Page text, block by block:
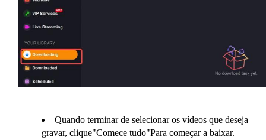
Quando terminar de selecionar os vídeos que deseja
gravar, clique"Comece tudo"Para começar a baixar.